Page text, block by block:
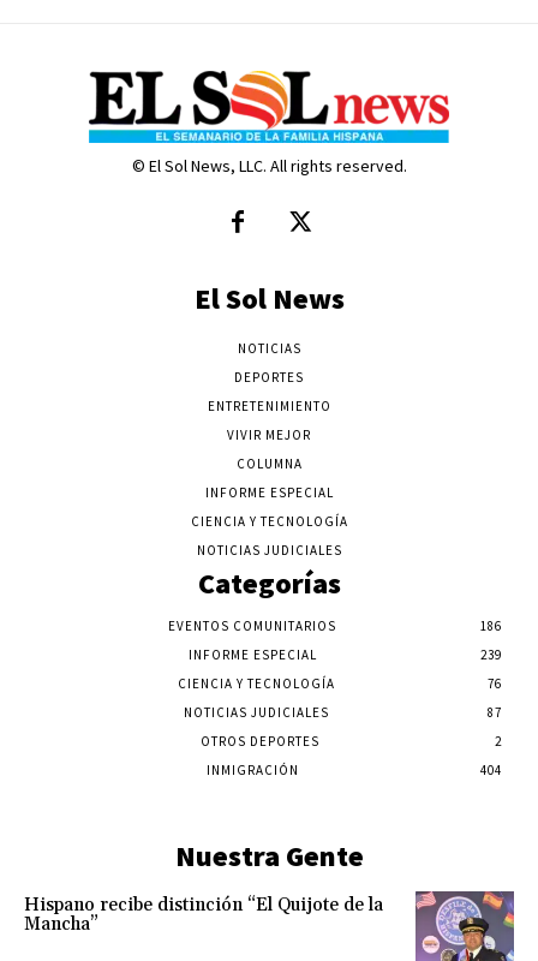
© El Sol News, LLC. All rights reserved.
El Sol News
NOTICIAS
DEPORTES
ENTRETENIMIENTO
VIVIR MEJOR
COLUMNA
INFORME ESPECIAL
CIENCIA Y TECNOLOGÍA
NOTICIAS JUDICIALES
Categorías
EVENTOS COMUNITARIOS
186
INFORME ESPECIAL
239
CIENCIA Y TECNOLOGÍA
76
NOTICIAS JUDICIALES
87
OTROS DEPORTES
2
INMIGRACIÓN
404
Nuestra Gente
Hispano recibe distinción “El Quijote de la
Mancha”